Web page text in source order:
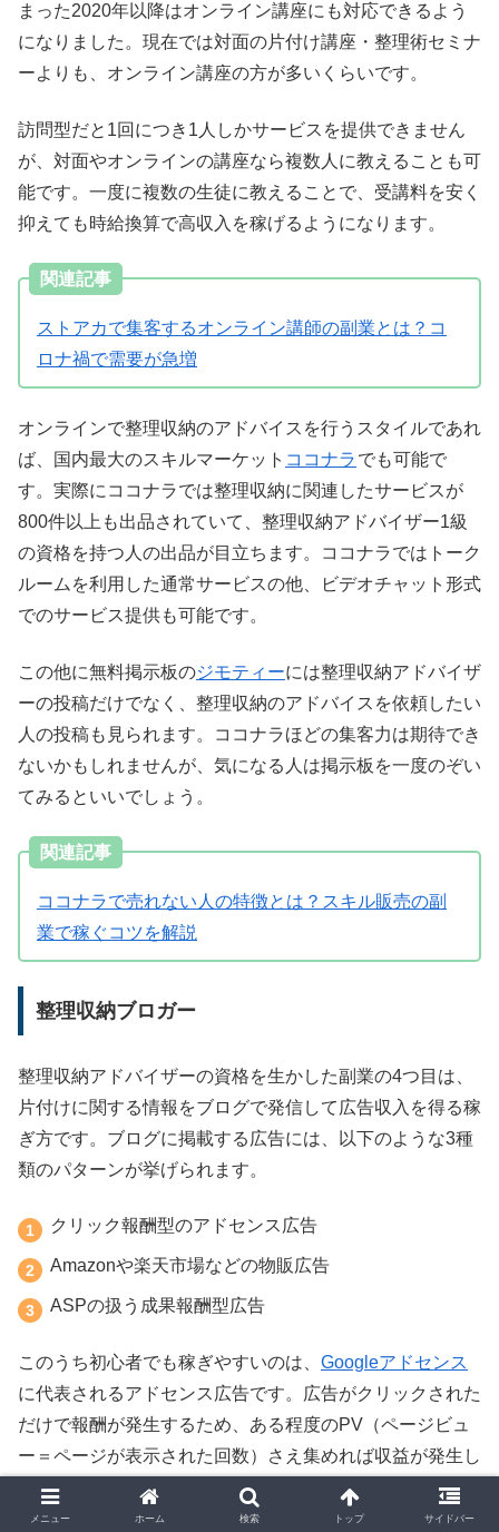
まった2020年以降はオンライン講座にも対応できるよう
になりました。現在では対面の片付け講座・整理術セミナ
ーよりも、オンライン講座の方が多いくらいです。
訪問型だと1回につき1人しかサービスを提供できません
が、対面やオンラインの講座なら複数人に教えることも可
能です。一度に複数の生徒に教えることで、受講料を安く
抑えても時給換算で高収入を稼げるようになります。
関連記事
ストアカで集客するオンライン講師の副業とは？コ
ロナ禍で需要が急増
オンラインで整理収納のアドバイスを行うスタイルであれ
ば、国内最大のスキルマーケット ココナラ でも可能で
す。実際にココナラでは整理収納に関連したサービスが
800件以上も出品されていて、整理収納アドバイザー1級
の資格を持つ人の出品が目立ちます。ココナラではトーク
ルームを利用した通常サービスの他、ビデオチャット形式
でのサービス提供も可能です。
この他に無料掲示板のジモティーには整理収納アドバイザ
ーの投稿だけでなく、整理収納のアドバイスを依頼したい
人の投稿も見られます。ココナラほどの集客力は期待でき
ないかもしれませんが、気になる人は掲示板を一度のぞい
てみるといいでしょう。
関連記事
ココナラで売れない人の特徴とは？スキル販売の副
業で稼ぐコツを解説
整理収納ブロガー
整理収納アドバイザーの資格を生かした副業の4つ目は、
片付けに関する情報をブログで発信して広告収入を得る稼
ぎ方です。ブログに掲載する広告には、以下のような3種
類のパターンが挙げられます。
クリック報酬型のアドセンス広告
Amazonや楽天市場などの物販広告
ASPの扱う成果報酬型広告
このうち初心者でも稼ぎやすいのは、 Googleアドセンス
に代表されるアドセンス広告です。広告がクリックされた
だけで報酬が発生するため、ある程度のPV（ページビュ
ー＝ページが表示された回数）さえ集めれば収益が発生し
やすくなります。
メニュー ホーム 検索 トップ サイドバー